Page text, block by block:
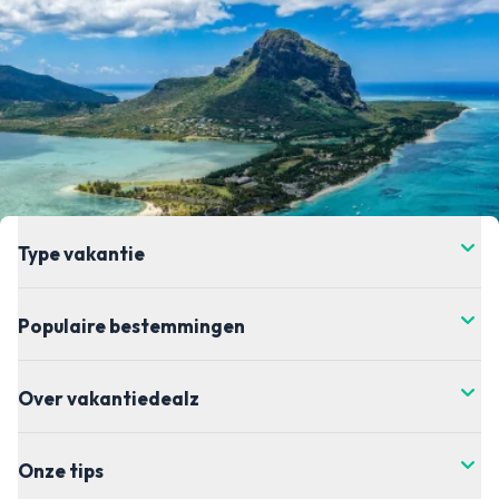
Type vakantie
Populaire bestemmingen
Over vakantiedealz
Onze tips